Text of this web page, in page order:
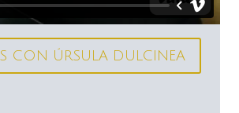
CON ÚRSULA DULCINEA